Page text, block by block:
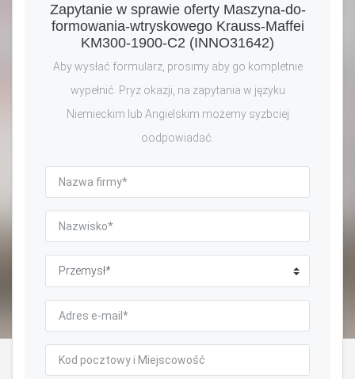
Zapytanie w sprawie oferty Maszyna-do-
formowania-wtryskowego Krauss-Maffei
KM300-1900-C2 (INNO31642)
Aby wysłać formularz, prosimy aby go kompletnie
wypełnić. Pryz okazji, na zapytania w języku
Niemieckim lub Angielskim możemy syzbciej
oodpowiadać.